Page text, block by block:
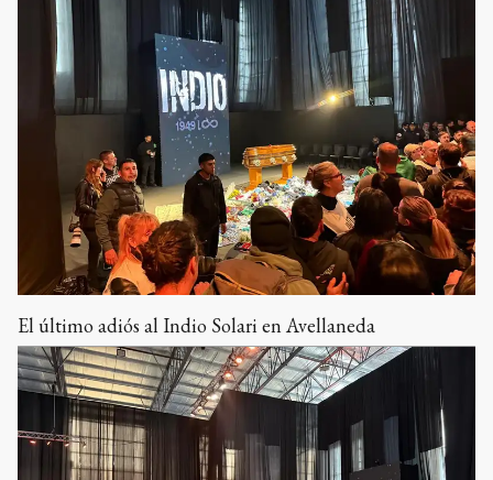
El último adiós al Indio Solari en Avellaneda